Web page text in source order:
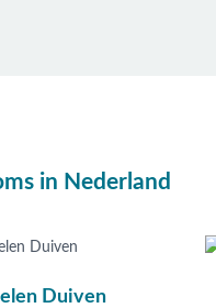
in Nederland
Duiven